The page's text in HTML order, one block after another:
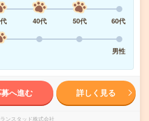
40代 50代
60代
男性
へ進む 詳しく見る
ランスタッド株式会社